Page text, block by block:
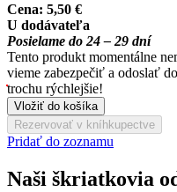
Cena: 5,50 €
U dodávateľa
Posielame do 24 – 29 dní
Tento produkt momentálne
vieme zabezpečiť a odoslať
trochu rýchlejšie!
Vložiť do košíka
Rezervovať v kníhkupectve
Pridať do zoznamu
Naši škriatkovia